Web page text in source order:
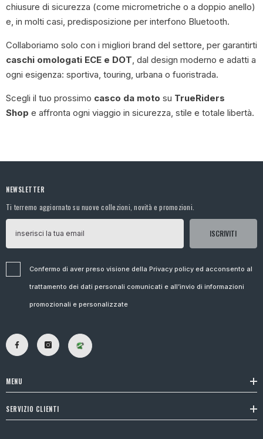
chiusure di sicurezza (come micrometriche o a doppio anello)
e, in molti casi, predisposizione per interfono Bluetooth.
Collaboriamo solo con i migliori brand del settore, per garantirti
caschi omologati ECE e DOT, dal design moderno e adatti a
ogni esigenza: sportiva, touring, urbana o fuoristrada.
Scegli il tuo prossimo casco da moto su TrueRiders
Shop e affronta ogni viaggio in sicurezza, stile e totale libertà.
NEWSLETTER
Ti terremo aggiornato su nuove collezioni, novità e promozioni.
ISCRIVITI
Confermo di aver preso visione della Privacy policy ed acconsento al
trattamento dei dati personali comunicati e all’invio di informazioni
promozionali e personalizzate
MENU
SERVIZIO CLIENTI